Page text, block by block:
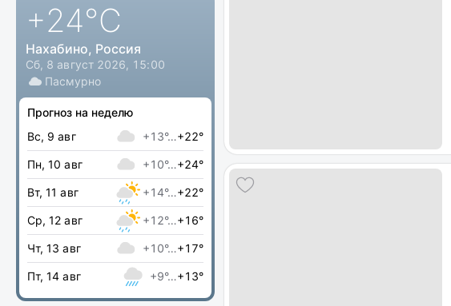
+24°C
Нахабино, Россия
Сб, 8 август 2026, 15:00
Пасмурно
Прогноз на неделю
Вс, 9 авг
+13°…+22°
Пн, 10 авг +10°…+24°
Вт, 11 авг +14°…+22°
Ср, 12 авг +12°…+16°
Чт, 13 авг +10°…+17°
Пт, 14 авг +9°…+13°